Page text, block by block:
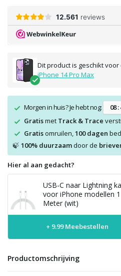
Dit product is geschikt voor
iPhone 14 Pro Max
Morgen in huis? Je hebt nog: 08:
Gratismet Track & Trace
Gratisomruilen, 100 dagen
🍃 100% duurzaamdoor de
Hier al aan gedacht?
USB-C naar Lightning
voor iPhone modellen 1
Meter (wit)
+ 9.99 Meebestellen
Productomschrijving